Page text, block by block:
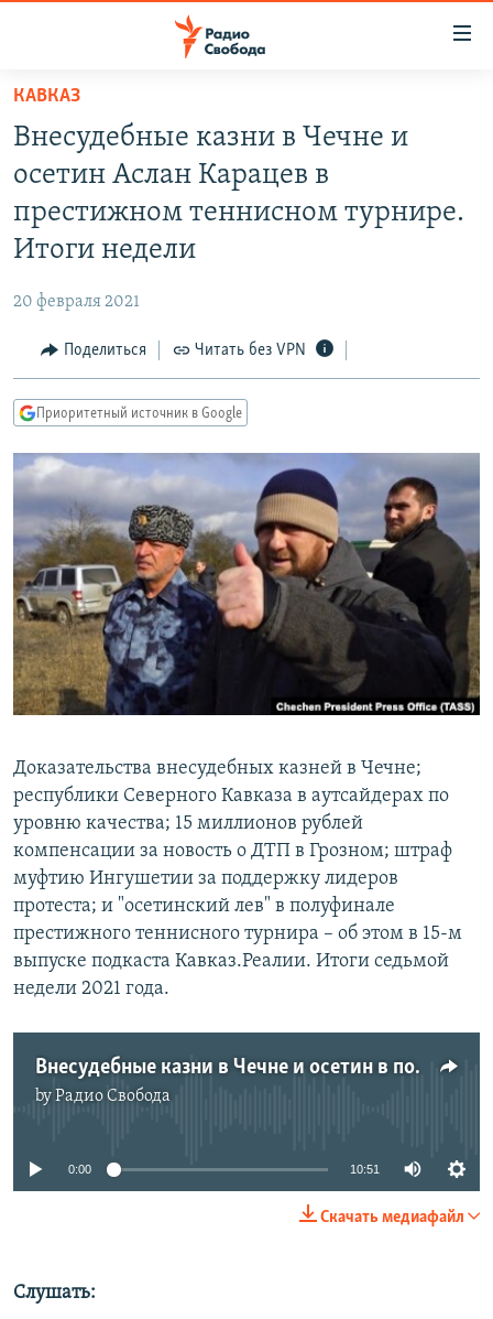
упрощенного
доступа
основному
содержанию
навигации
Вернутся
ПРОГРАММЫ
ПОДКАСТЫ
ЦИТАТЫ СВОБОДЫ
КУЛЬТУРА
IDEL.РЕАЛИИ
КАВКАЗ.РЕАЛИИ
СИБИРЬ.РЕАЛИИ
РАСПИСАНИЕ ВЕЩАНИЯ
ПОДПИШИТЕСЬ НА РАССЫЛКУ
СОЦИАЛЬНЫЕ СЕТИ
Все сайты РСЕ/РС
КАВКАЗ
Внесудебные казни в Чечне и
осетин Аслан Карацев в
престижном теннисном турнире.
Итоги недели
20 февраля 2021
Поделиться Читать без VPN
Приоритетный источник в Google
Доказательства внесудебных казней в Чечне;
республики Северного Кавказа в аутсайдерах по
уровню качества; 15 миллионов рублей
компенсации за новость о ДТП в Грозном; штраф
муфтию Ингушетии за поддержку лидеров
протеста; и "осетинский лев" в полуфинале
престижного теннисного турнира – об этом в 15-м
выпуске подкаста Кавказ.Реалии. Итоги седьмой
недели 2021 года.
Внесудебные казни в Чечне и осетин в полуфинале Australian Open | КАВКАЗ.ПОДКАСТ | 19.02.2021
byРадио Свобода
No media source currently available
0:00 10:51
Скачать медиафайл
Слушать: